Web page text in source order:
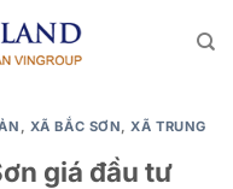
, XÃ BẮC SƠN,XÃ TRUNG
giá đầu tư